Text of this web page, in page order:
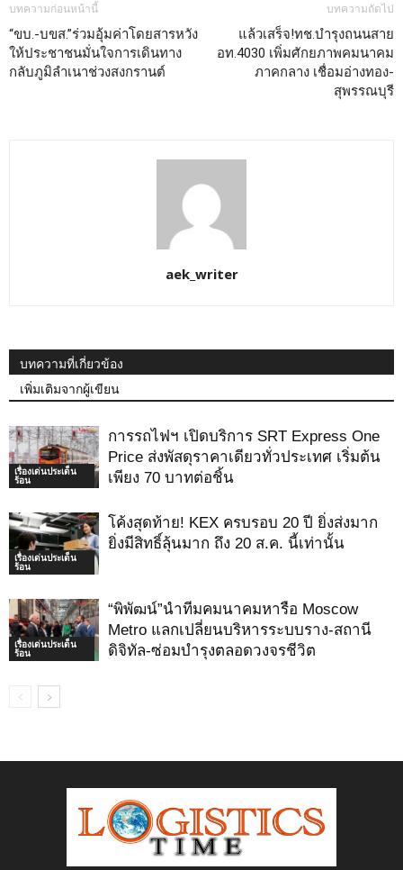
บทความก่อนหน้านี้
“ขบ.-บขส.”ร่วมอุ้มค่าโดยสารหวัง
ให้ประชาชนมั่นใจการเดินทาง
กลับภูมิลำเนาช่วงสงกรานต์
บทความถัดไป
แล้วเสร็จ!ทช.บำรุงถนนสาย
อท.4030 เพิ่มศักยภาพคมนาคม
ภาคกลาง เชื่อมอ่างทอง-
สุพรรณบุรี
aek_writer
บทความที่เกี่ยวข้อง
เพิ่มเติมจากผู้เขียน
เรื่องเด่นประเด็น
ร้อน
การรถไฟฯ เปิดบริการ SRT Express One
Price ส่งพัสดุราคาเดียวทั่วประเทศ เริ่มต้น
เพียง 70 บาทต่อชิ้น
เรื่องเด่นประเด็น
ร้อน
โค้งสุดท้าย! KEX ครบรอบ 20 ปี ยิ่งส่งมาก
ยิ่งมีสิทธิ์ลุ้นมาก ถึง 20 ส.ค. นี้เท่านั้น
เรื่องเด่นประเด็น
ร้อน
“พิพัฒน์”นำทีมคมนาคมหารือ Moscow
Metro แลกเปลี่ยนบริหารระบบราง-สถานี
ดิจิทัล-ซ่อมบำรุงตลอดวงจรชีวิต